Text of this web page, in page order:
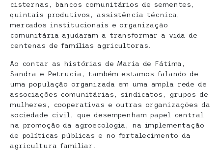
cisternas, bancos comunitários de sementes,
quintais produtivos, assistência técnica,
mercados institucionais e organização
comunitária ajudaram a transformar a vida de
centenas de famílias agricultoras.
Ao contar as histórias de Maria de Fátima,
Sandra e Petrucia, também estamos falando de
uma população organizada em uma ampla rede de
associações comunitárias, sindicatos, grupos de
mulheres, cooperativas e outras organizações da
sociedade civil, que desempenham papel central
na promoção da agroecologia, na implementação
de políticas públicas e no fortalecimento da
agricultura familiar.